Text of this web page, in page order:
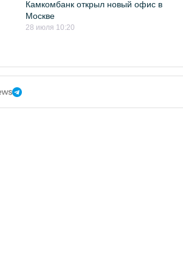
Камкомбанк открыл новый офис в
Москве
28 июля 10:20